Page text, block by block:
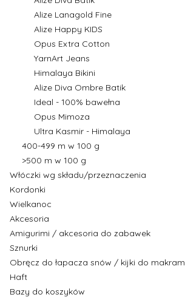
Alize Lanagold Fine
Alize Happy KIDS
Opus Extra Cotton
YarnArt Jeans
Himalaya Bikini
Alize Diva Ombre Batik
Ideal - 100% bawełna
Opus Mimoza
Ultra Kasmir - Himalaya
400-499 m w 100 g
>500 m w 100 g
Włóczki wg składu/przeznaczenia
Kordonki
Wielkanoc
Akcesoria
Amigurimi / akcesoria do zabawek
Sznurki
Obręcz do łapacza snów / kijki do makram
Haft
Bazy do koszyków